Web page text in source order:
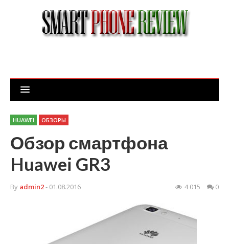
HUAWEI ОБЗОРЫ
Обзор смартфона
Huawei GR3
By admin2- 01.08.2016 4 015 0